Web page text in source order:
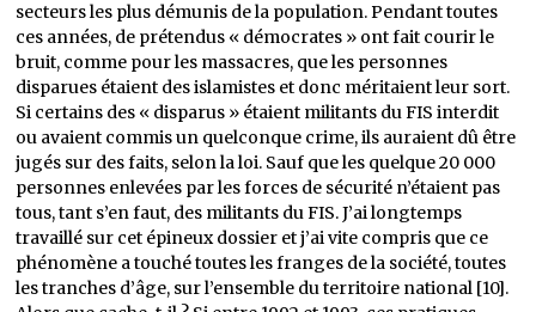
secteurs les plus démunis de la population. Pendant toutes
ces années, de prétendus « démocrates » ont fait courir le
bruit, comme pour les massacres, que les personnes
disparues étaient des islamistes et donc méritaient leur sort.
Si certains des « disparus » étaient militants du FIS interdit
ou avaient commis un quelconque crime, ils auraient dû être
jugés sur des faits, selon la loi. Sauf que les quelque 20 000
personnes enlevées par les forces de sécurité n’étaient pas
tous, tant s’en faut, des militants du FIS. J’ai longtemps
travaillé sur cet épineux dossier et j’ai vite compris que ce
phénomène a touché toutes les franges de la société, toutes
les tranches d’âge, sur l’ensemble du territoire national [10].